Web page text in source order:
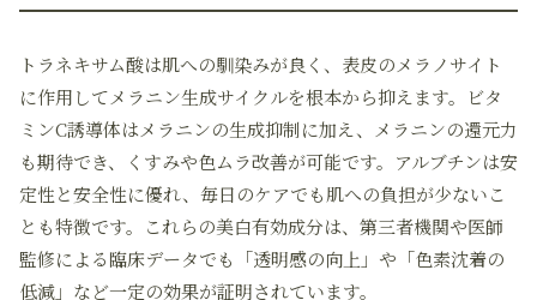
トラネキサム酸は肌への馴染みが良く、表皮のメラノサイト
に作用してメラニン生成サイクルを根本から抑えます。ビタ
ミンC誘導体はメラニンの生成抑制に加え、メラニンの還元力
も期待でき、くすみや色ムラ改善が可能です。アルブチンは安
定性と安全性に優れ、毎日のケアでも肌への負担が少ないこ
とも特徴です。これらの美白有効成分は、第三者機関や医師
監修による臨床データでも「透明感の向上」や「色素沈着の
低減」など一定の効果が証明されています。